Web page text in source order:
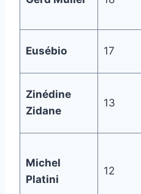
Eusébio 17
Zinédine
Zidane
13
Michel
Platini
12